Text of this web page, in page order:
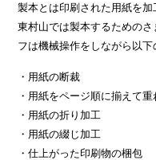
製本とは印刷された用紙を
東村山では製本するための
フは機械操作をしながら以下
・用紙の断裁
・用紙をページ順に揃えて
・用紙の折り加工
・用紙の綴じ加工
・仕上がった印刷物の梱包